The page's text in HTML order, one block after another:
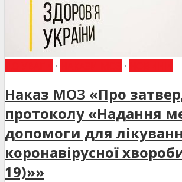
• •
Наказ МОЗ «Про
протоколу «Надання
допомоги для
коронавірусної
19)»»